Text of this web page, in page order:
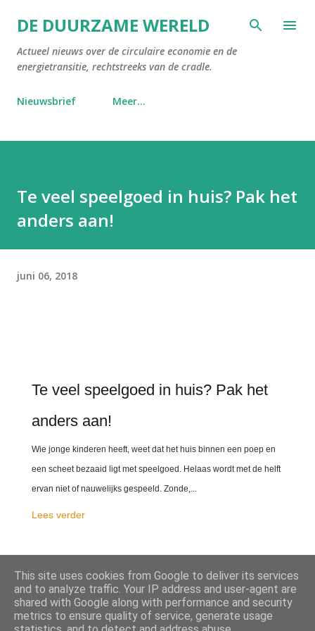
Doorgaan naar hoofdcontent
DE DUURZAME WERELD
Actueel nieuws over de circulaire economie en de
energietransitie, rechtstreeks van de cradle.
Nieuwsbrief Meer…
Te veel speelgoed in huis? Pak het
anders aan!
juni 06, 2018
Te veel speelgoed in huis? Pak het
anders aan!
Wie jonge kinderen heeft, weet dat het huis binnen een poep en
een scheet bezaaid ligt met speelgoed. Helaas wordt met de helft
ervan niet of nauwelijks gespeeld. Zonde,...
Lees verder
DELEN
This site uses cookies from Google to deliver its services
and to analyze traffic. Your IP address and user-agent are
shared with Google along with performance and security
metrics to ensure quality of service, generate usage